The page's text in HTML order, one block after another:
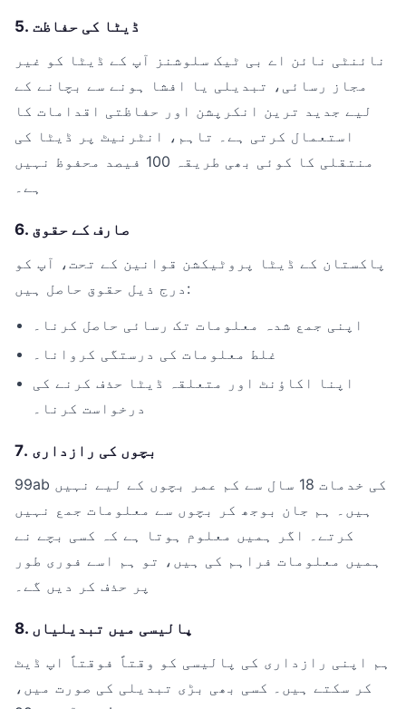
5. ڈیٹا کی حفاظت
نائنٹی نائن اے بی ٹیک سلوشنز آپ کے ڈیٹا کو غیر
مجاز رسائی، تبدیلی یا افشا ہونے سے بچانے کے
لیے جدید ترین انکرپشن اور حفاظتی اقدامات کا
استعمال کرتی ہے۔ تاہم، انٹرنیٹ پر ڈیٹا کی
منتقلی کا کوئی بھی طریقہ 100 فیصد محفوظ نہیں
ہے۔
6. صارف کے حقوق
پاکستان کے ڈیٹا پروٹیکشن قوانین کے تحت، آپ کو
درج ذیل حقوق حاصل ہیں:
اپنی جمع شدہ معلومات تک رسائی حاصل کرنا۔
غلط معلومات کی درستگی کروانا۔
اپنا اکاؤنٹ اور متعلقہ ڈیٹا حذف کرنے کی
درخواست کرنا۔
7. بچوں کی رازداری
99ab کی خدمات 18 سال سے کم عمر بچوں کے لیے نہیں
ہیں۔ ہم جان بوجھ کر بچوں سے معلومات جمع نہیں
کرتے۔ اگر ہمیں معلوم ہوتا ہے کہ کسی بچے نے
ہمیں معلومات فراہم کی ہیں، تو ہم اسے فوری طور
پر حذف کر دیں گے۔
8. پالیسی میں تبدیلیاں
ہم اپنی رازداری کی پالیسی کو وقتاً فوقتاً اپ ڈیٹ
کر سکتے ہیں۔ کسی بھی بڑی تبدیلی کی صورت میں،